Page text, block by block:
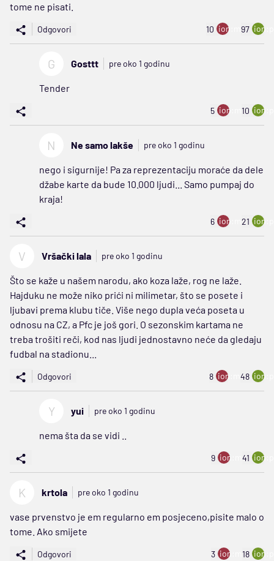
tome ne pisati.
Odgovori 10 ion:minus
97
G Gosttt pre oko 1 godinu
Tender
5 ion:minus
10
N Ne samo lakše pre oko 1 godinu
nego i sigurnije! Pa za reprezentaciju moraće da dele
džabe karte da bude 10.000 ljudi... Samo pumpaj do
kraja!
6 ion:minus
21
V Vršački lala pre oko 1 godinu
Što se kaže u našem narodu, ako koza laže, rog ne laže.
Hajduku ne može niko prići ni milimetar, što se posete i
ljubavi prema klubu tiče. Više nego dupla veća poseta u
odnosu na CZ, a Pfc je još gori. O sezonskim kartama ne
treba trošiti reči, kod nas ljudi jednostavno neće da gledaju
fudbal na stadionu...
Odgovori 8 ion:minus
48
Y yui pre oko 1 godinu
nema šta da se vidi ..
9 ion:minus
41
K krtola pre oko 1 godinu
vase prvenstvo je em regularno em posjeceno,pisite malo o
tome. Ako smijete
Odgovori 3 ion:minus
18